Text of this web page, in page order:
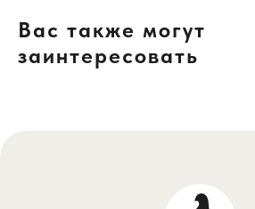
Вас также могут
заинтересовать